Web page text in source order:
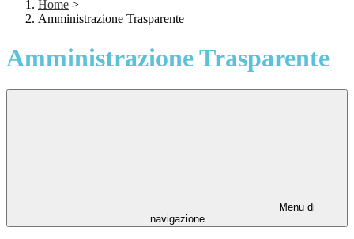
Home >
Amministrazione Trasparente
Amministrazione Trasparente
Menu di
navigazione